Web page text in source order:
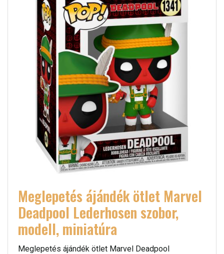
Meglepetés ájándék ötlet Marvel
Deadpool Lederhosen szobor,
modell, miniatúra
Meglepetés ájándék ötlet Marvel Deadpool